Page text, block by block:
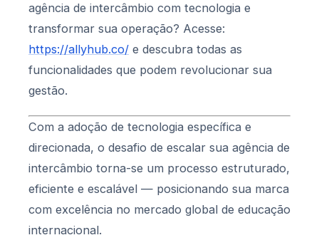
agência de intercâmbio com tecnologia e
transformar sua operação? Acesse:
https://allyhub.co/ e descubra todas as
funcionalidades que podem revolucionar sua
gestão.
Com a adoção de tecnologia específica e
direcionada, o desafio de escalar sua agência de
intercâmbio torna-se um processo estruturado,
eficiente e escalável — posicionando sua marca
com excelência no mercado global de educação
internacional.